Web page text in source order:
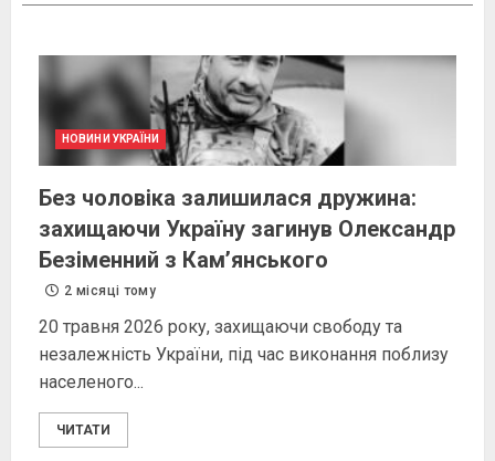
НОВИНИ УКРАЇНИ
Без чоловіка залишилася дружина:
захищаючи Україну загинув Олександр
Безіменний з Камʼянського
2 місяці тому
20 травня 2026 року, захищаючи свободу та
незалежність України, під час виконання поблизу
населеного...
ЧИТАТИ